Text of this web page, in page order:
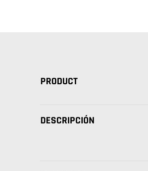
PRODUCT
DESCRIPCIÓN